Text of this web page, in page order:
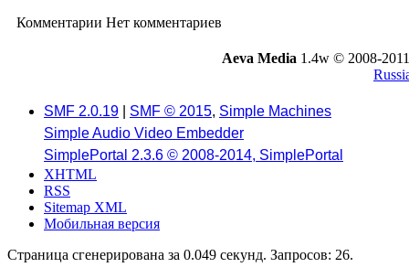
Комментарии Нет комментариев
Aeva Media 1.4w © 2008-
SMF 2.0.19 SMF © 2015, Simple Machines
Simple Audio Video Embedder
SimplePortal 2.3.6 © 2008-2014, SimplePortal
XHTML
RSS
Sitemap XML
Мобильная версия
Страница сгенерирована за 0.049 секунд. Запросов: 26.